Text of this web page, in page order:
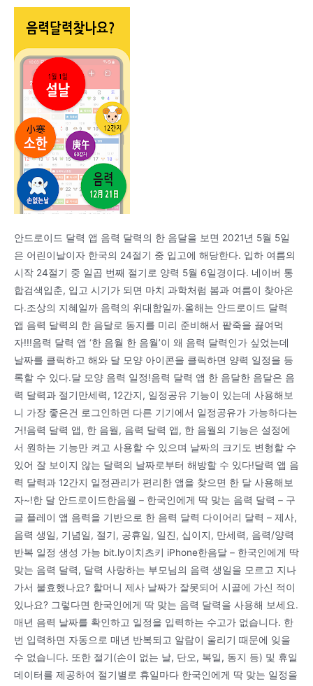
안드로이드 달력 앱 음력 달력의 한 음달을 보면 2021년 5월 5일
은 어린이날이자 한국의 24절기 중 입고에 해당한다. 입하 여름의
시작 24절기 중 일곱 번째 절기로 양력 5월 6일경이다. 네이버 통
합검색입춘, 입고 시기가 되면 마치 과학처럼 봄과 여름이 찾아온
다.조상의 지혜일까 음력의 위대함일까.올해는 안드로이드 달력
앱 음력 달력의 한 음달로 동지를 미리 준비해서 팥죽을 끓여먹
자!!!음력 달력 앱 ‘한 음월 한 음월’이 왜 음력 달력인가 싶었는데
날짜를 클릭하고 해와 달 모양 아이콘을 클릭하면 양력 일정을 등
록할 수 있다.달 모양 음력 일정!음력 달력 앱 한 음달한 음달은 음
력 달력과 절기만세력, 12간지, 일정공유 기능이 있는데 사용해보
니 가장 좋은건 로그인하면 다른 기기에서 일정공유가 가능하다는
거!음력 달력 앱, 한 음월, 음력 달력 앱, 한 음월의 기능은 설정에
서 원하는 기능만 켜고 사용할 수 있으며 날짜의 크기도 변형할 수
있어 잘 보이지 않는 달력의 날짜로부터 해방할 수 있다!달력 앱 음
력 달력과 12간지 일정관리가 편리한 앱을 찾으면 한 달 사용해보
자~!한 달 안드로이드한음월 – 한국인에게 딱 맞는 음력 달력 – 구
글 플레이 앱 음력을 기반으로 한 음력 달력 다이어리 달력 – 제사,
음력 생일, 기념일, 절기, 공휴일, 일진, 십이지, 만세력, 음력/양력
반복 일정 생성 가능 bit.ly이치츠키 iPhone한음달 – 한국인에게 딱
맞는 음력 달력, 달력 사랑하는 부모님의 음력 생일을 모르고 지나
가서 불효했나요? 할머니 제사 날짜가 잘못되어 시골에 가신 적이
있나요? 그렇다면 한국인에게 딱 맞는 음력 달력을 사용해 보세요.
매년 음력 날짜를 확인하고 일정을 입력하는 수고가 없습니다. 한
번 입력하면 자동으로 매년 반복되고 알람이 울리기 때문에 잊을
수 없습니다. 또한 절기(손이 없는 날, 단오, 복일, 동지 등) 및 휴일
데이터를 제공하여 절기별로 휴일마다 한국인에게 딱 맞는 일정을